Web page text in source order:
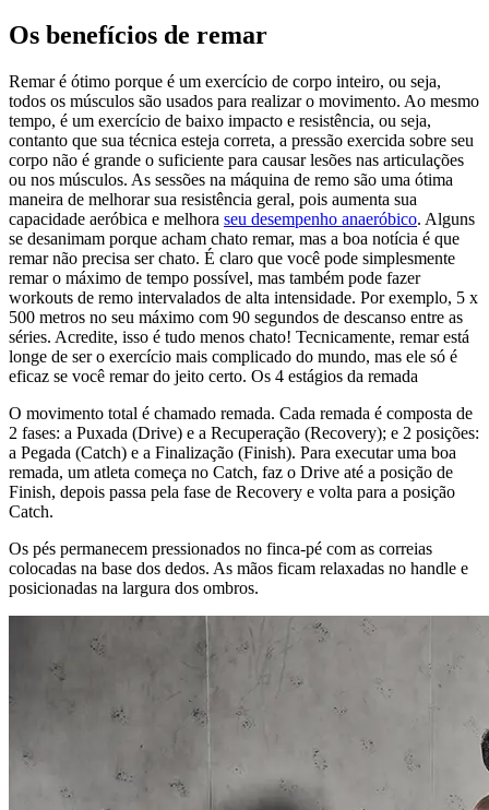
Os benefícios de remar
Remar é ótimo porque é um exercício de corpo inteiro, ou seja,
todos os músculos são usados para realizar o movimento. Ao mesmo
tempo, é um exercício de baixo impacto e resistência, ou seja,
contanto que sua técnica esteja correta, a pressão exercida sobre seu
corpo não é grande o suficiente para causar lesões nas articulações
ou nos músculos. As sessões na máquina de remo são uma ótima
maneira de melhorar sua resistência geral, pois aumenta sua
capacidade aeróbica e melhora seu desempenho anaeróbico. Alguns
se desanimam porque acham chato remar, mas a boa notícia é que
remar não precisa ser chato. É claro que você pode simplesmente
remar o máximo de tempo possível, mas também pode fazer
workouts de remo intervalados de alta intensidade. Por exemplo, 5 x
500 metros no seu máximo com 90 segundos de descanso entre as
séries. Acredite, isso é tudo menos chato! Tecnicamente, remar está
longe de ser o exercício mais complicado do mundo, mas ele só é
eficaz se você remar do jeito certo. Os 4 estágios da remada
O movimento total é chamado remada. Cada remada é composta de
2 fases: a Puxada (Drive) e a Recuperação (Recovery); e 2 posições:
a Pegada (Catch) e a Finalização (Finish). Para executar uma boa
remada, um atleta começa no Catch, faz o Drive até a posição de
Finish, depois passa pela fase de Recovery e volta para a posição
Catch.
Os pés permanecem pressionados no finca-pé com as correias
colocadas na base dos dedos. As mãos ficam relaxadas no handle e
posicionadas na largura dos ombros.